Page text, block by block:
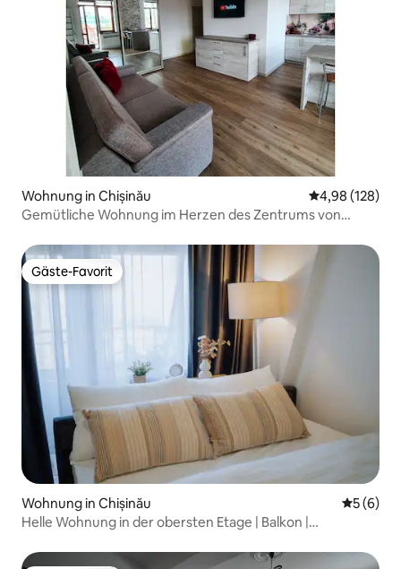
Wohnung in Chișinău
4,98 (128)
Gemütliche Wohnung im Herzen des Zentrums von
Gäste-Favorit
Gäste-Favorit
Wohnung in Chișinău
5 (6)
Helle Wohnung in der obersten Etage | Balkon |